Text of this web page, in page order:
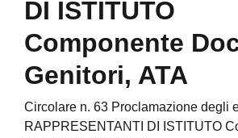
DI ISTITUTO
Componente
Genitori, ATA
Circolare n. 63 Proclamazione degli
RAPPRESENTANTI DI ISTITUTO